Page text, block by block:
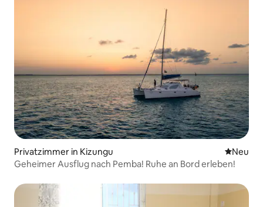
Privatzimmer in Kizungu Neue
Neu
Geheimer Ausflug nach Pemba! Ruhe an Bord erleben!